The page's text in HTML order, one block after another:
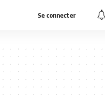
Se connecter